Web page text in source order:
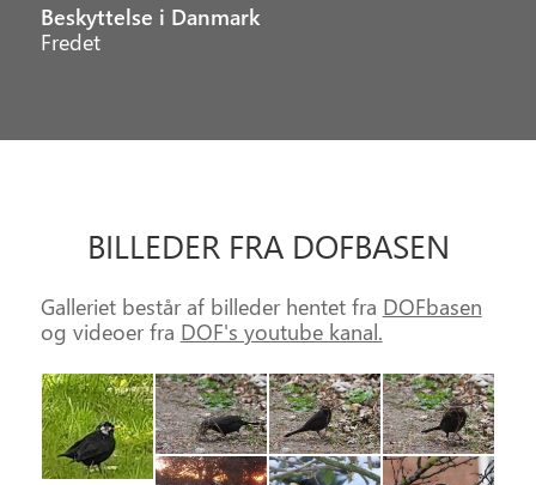
Beskyttelse i Danmark
Fredet
BILLEDER FRA DOFBASEN
Galleriet består af billeder hentet fra DOFbasen
og videoer fra DOF's youtube kanal.